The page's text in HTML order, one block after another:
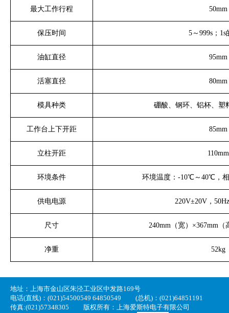
最大工作行程 50mm
保压时间 5 ～ 999s ； 1s
油缸直径 95mm
活塞直径 80mm
模具种类 硼酸、钢环、铝杯、塑
工作台上下开距 85mm
立柱开距 110mm
环境条件 环境温度： -10℃～ 40℃，
供电电源 220V±20V， 50Hz
尺寸 240mm （宽）×367mm
净重 52kg
地址：上海市金山区朱泾工业区中发路169号
电话(直线)：(021)54500549 64850549
(总机)：(021)64851191
传真:(021)57348305
版权所有：上海爱斯特电子有限公司